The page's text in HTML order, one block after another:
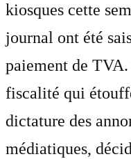
kiosques cette
journal ont été
paiement de
fiscalité qui
dictature des
médiatiques,